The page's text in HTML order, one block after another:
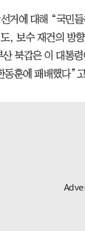
거에 대해 “국민
, 보수 재건의 방
북갑은 이 대통
동훈에 패배했다”